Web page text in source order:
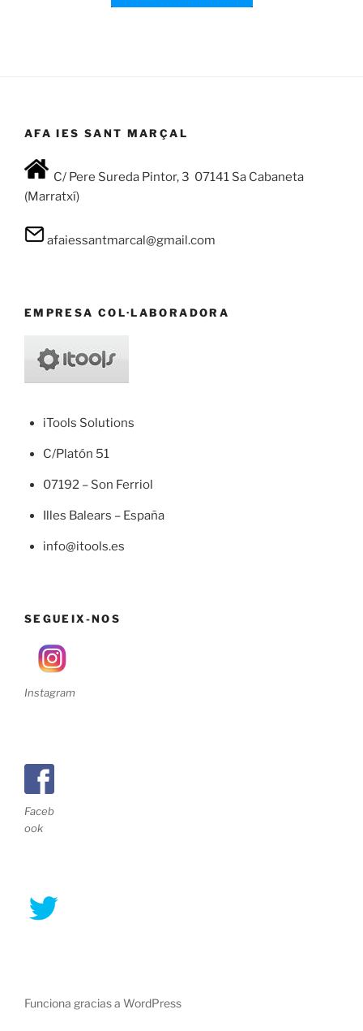
AFA IES SANT MARÇAL
C/ Pere Sureda Pintor, 3 07141 Sa Cabaneta
(Marratxí)
afaiessantmarcal@gmail.com
EMPRESA COL·LABORADORA
iTools Solutions
C/Platón 51
07192 – Son Ferriol
Illes Balears – España
info@itools.es
SEGUEIX-NOS
Instagram
Faceb
ook
Funciona gracias a WordPress